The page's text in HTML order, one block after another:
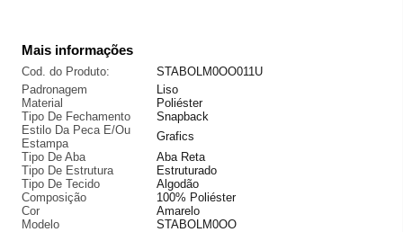
Mais informações
Cod. do Produto:
STABOLM0OO011U
Padronagem
Liso
Material
Poliéster
Tipo De Fechamento
Snapback
Estilo Da Peca E/Ou
Estampa
Grafics
Tipo De Aba
Aba Reta
Tipo De Estrutura
Estruturado
Tipo De Tecido
Algodão
Composição
100% Poliéster
Cor
Amarelo
Modelo
STABOLM0OO